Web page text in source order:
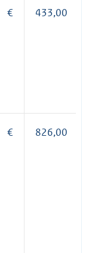
€ 433,00
€ 826,00